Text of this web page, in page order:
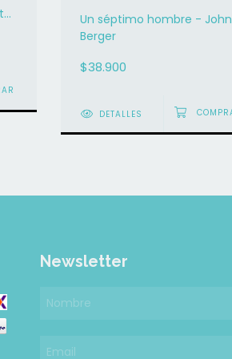
Un séptimo hombre - John
Berger
$38.900
DETALLES
Newsletter